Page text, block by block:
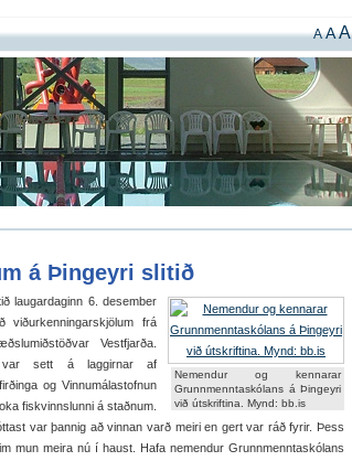
A AA
á Þingeyri slitið
Nemendur og kennarar
Grunnmenntaskólans á Þingeyri
við útskriftina. Mynd: bb.is
laugardaginn 6. desember
frá
Vestfjarða.
var sett á laggirnar af
og Vinnumálastofnun
fiskvinnslunni á staðnum.
var þannig að vinnan varð meiri en gert var ráð fyrir. Þess
mun meira nú í haust. Hafa nemendur Grunnmenntaskólans